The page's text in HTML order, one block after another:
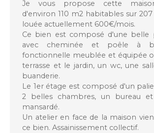
Je vous propose cette
d'environ 110 m2 habitables sur
louée actuellement 600€/mois.
Ce bien est composé d'une belle
avec cheminée et poêle à
fonctionnelle meublée et équipée
terrasse et le jardin, un wc, une
buanderie.
Le 1er étage est composé d'un
2 belles chambres, un bureau
mansardé.
Un atelier en face de la maison
ce bien. Assainissement collectif.